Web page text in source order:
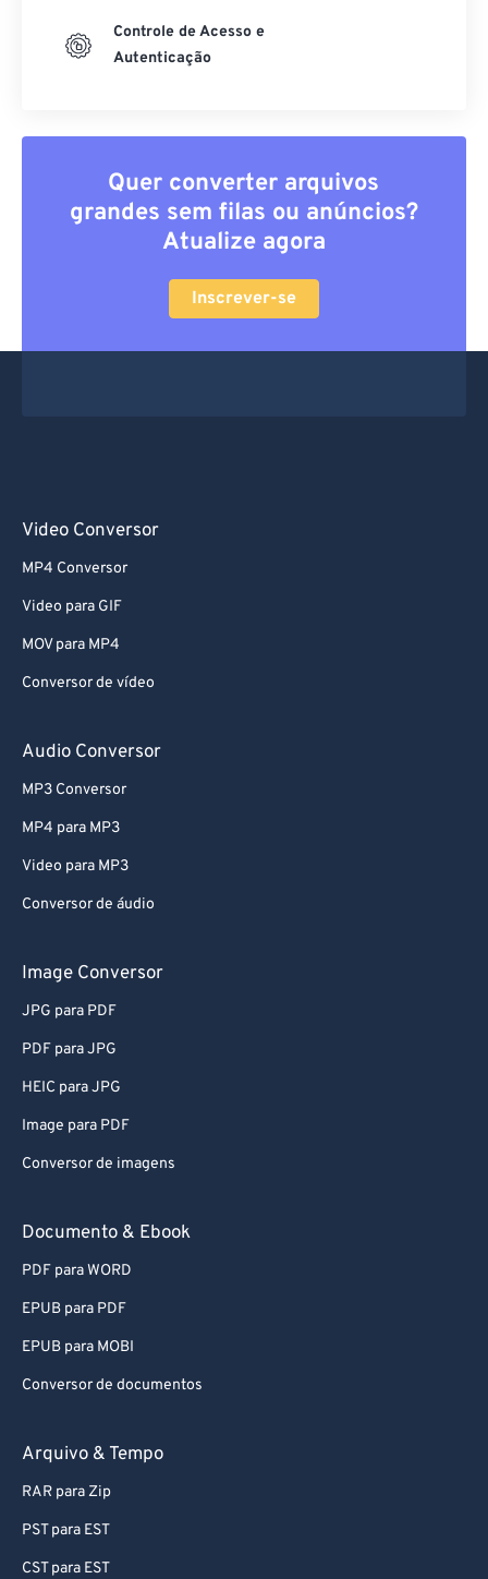
Controle de Acesso e
Autenticação
Quer converter arquivos
grandes sem filas ou anúncios?
Atualize agora
Inscrever-se
Video Conversor
MP4 Conversor
Video para GIF
MOV para MP4
Conversor de vídeo
Audio Conversor
MP3 Conversor
MP4 para MP3
Video para MP3
Conversor de áudio
Image Conversor
JPG para PDF
PDF para JPG
HEIC para JPG
Image para PDF
Conversor de imagens
Documento & Ebook
PDF para WORD
EPUB para PDF
EPUB para MOBI
Conversor de documentos
Arquivo & Tempo
RAR para Zip
PST para EST
CST para EST